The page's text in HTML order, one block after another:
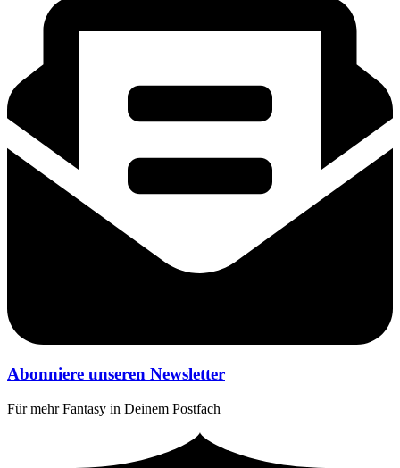
Abonniere unseren Newsletter
Für mehr Fantasy in Deinem Postfach